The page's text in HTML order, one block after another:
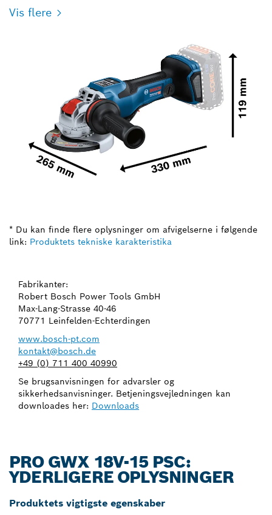
Vis flere
* Du kan finde flere oplysninger om afvigelserne i følgende
link: Produktets tekniske karakteristika
Fabrikanter:
Robert Bosch Power Tools GmbH
Max-Lang-Strasse 40-46
70771 Leinfelden-Echterdingen
www.bosch-pt.com
kontakt@bosch.de
+49 (0) 711 400 40990
Se brugsanvisningen for advarsler og
sikkerhedsanvisninger. Betjeningsvejledningen kan
downloades her: Downloads
PRO GWX 18V-15 PSC:
YDERLIGERE OPLYSNINGER
Produktets vigtigste egenskaber